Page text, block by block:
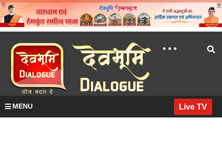
MENU Live TV